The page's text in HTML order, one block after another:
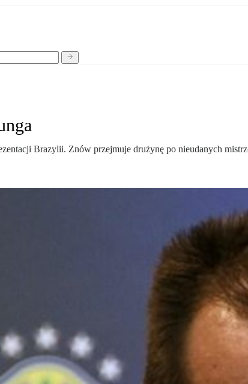
Brazylii. Znów przejmuje drużynę po nieudanych